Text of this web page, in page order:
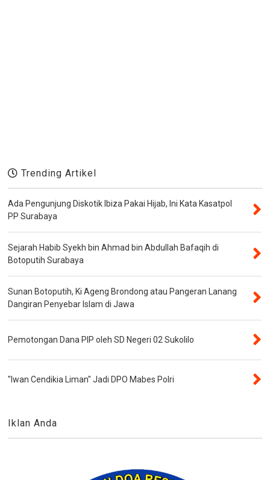
Trending Artikel
Ada Pengunjung Diskotik Ibiza Pakai Hijab, Ini Kata Kasatpol
PP Surabaya
Sejarah Habib Syekh bin Ahmad bin Abdullah Bafaqih di
Botoputih Surabaya
Sunan Botoputih, Ki Ageng Brondong atau Pangeran Lanang
Dangiran Penyebar Islam di Jawa
Pemotongan Dana PIP oleh SD Negeri 02 Sukolilo
"Iwan Cendikia Liman" Jadi DPO Mabes Polri
Iklan Anda